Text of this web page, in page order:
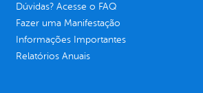
Dúvidas? Acesse o FAQ
Fazer uma Manifestação
Informações Importantes
Relatórios Anuais